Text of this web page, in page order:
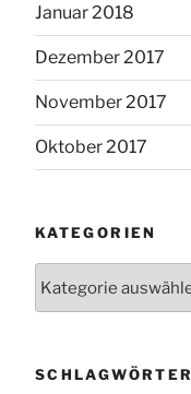
Januar 2018
Dezember 2017
November 2017
Oktober 2017
KATEGORIEN
SCHLAGWÖRTER